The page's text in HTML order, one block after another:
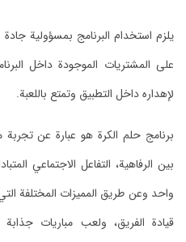
يلزم استخدام البرنامج بمسؤولية
على المشتريات الموجودة داخل
لإهداره داخل التطبيق وتمتع باللعبة.
برنامج حلم الكرة هو عبارة عن
بين الرفاهية، التفاعل الاجتماعي
واحد وعن طريق المميزات المختلفة
قيادة الفريق، ولعب مباريات